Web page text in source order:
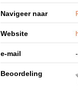
Navigeer naar
Website
e-mail -
Beoordeling